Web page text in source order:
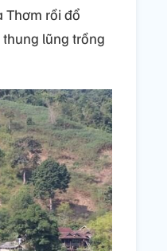
Thơm rồi đổ
lũng trồng